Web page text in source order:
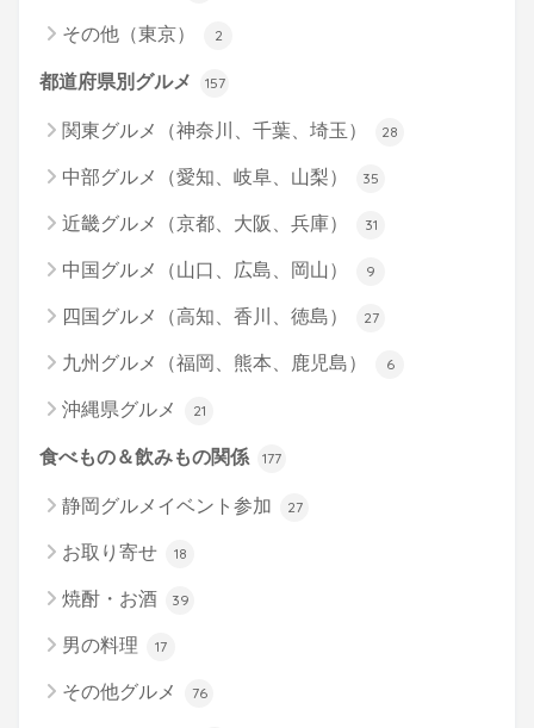
その他（東京） 2
都道府県別グルメ 157
関東グルメ（神奈川、千葉、埼玉） 28
中部グルメ（愛知、岐阜、山梨） 35
近畿グルメ（京都、大阪、兵庫） 31
中国グルメ（山口、広島、岡山） 9
四国グルメ（高知、香川、徳島） 27
九州グルメ（福岡、熊本、鹿児島） 6
沖縄県グルメ 21
食べもの＆飲みもの関係 177
静岡グルメイベント参加 27
お取り寄せ 18
焼酎・お酒 39
男の料理 17
その他グルメ 76